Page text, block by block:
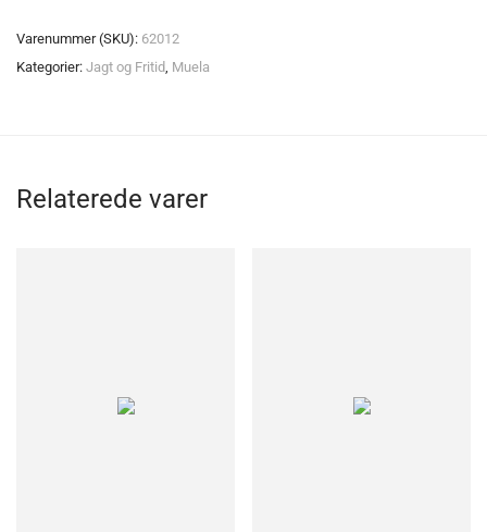
Varenummer (SKU): 62012
Kategorier: Jagt og Fritid, Muela
Relaterede varer